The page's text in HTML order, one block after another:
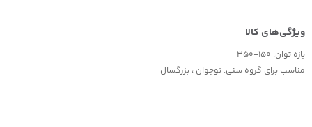
بازه توان: 150-350
مناسب برای گروه سنی: نوجوان ، بزرگسال